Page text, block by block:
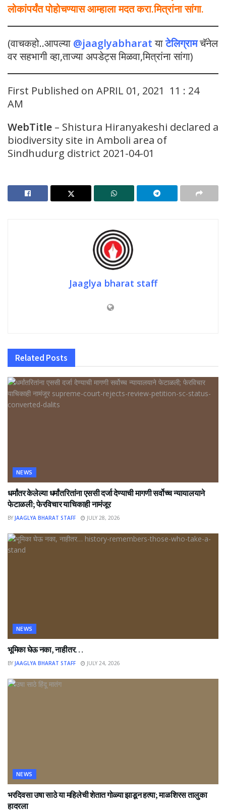
लोकांपर्यंत पोहोचण्यास आम्हाला मदत करा.मित्रांना सांगा.
(वाचकहो..आपल्या @jaaglyabharat याटेलिग्रामचॅनेल
वर सहभागी व्हा,ताज्या अपडेट्स मिळवा,मित्रांना सांगा)
First Published on APRIL 01, 2021 11 : 24
AM
WebTitle – Shistura Hiranyakeshi declared a
biodiversity site in Amboli area of ​​
Sindhudurg district 2021-04-01
Jaaglya bharat staff
Related Posts
NEWS
धर्मांतर केलेल्या धर्मांतरितांना एससी दर्जा देण्याची मागणी सर्वोच्च न्यायालयाने
फेटाळली; फेरविचार याचिकाही नामंजूर
BY JAAGLYA BHARAT STAFF JULY 28, 2026
NEWS
भूमिका घेऊ नका, नाहीतर…
BY JAAGLYA BHARAT STAFF JULY 24, 2026
NEWS
भरदिवसा उषा साठे या महिलेची शेतात गोळ्या झाडून हत्या; माळशिरस तालुका
हादरला